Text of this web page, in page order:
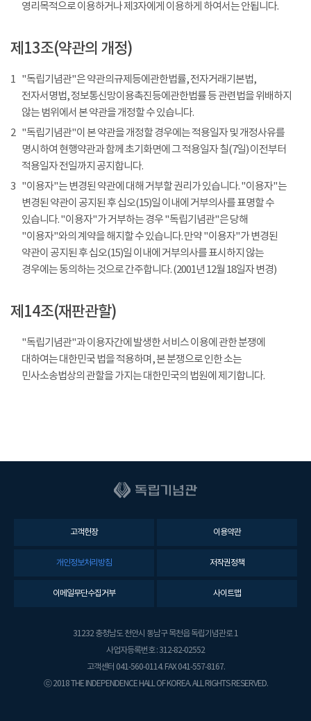
영리목적으로 이용하거나 제3자에게 이용하게 하여서는 안됩니다.
제13조(약관의 개정)
1 "독립기념관"은 약관의규제등에관한법률, 전자거래기본법,
전자서명법, 정보통신망이용촉진등에관한법률 등 관련법을 위배하지
않는 범위에서 본 약관을 개정할 수 있습니다.
2 "독립기념관"이 본 약관을 개정할 경우에는 적용일자 및 개정사유를
명시하여 현행약관과 함께 초기화면에 그 적용일자 칠(7일) 이전부터
적용일자 전일까지 공지합니다.
3 "이용자"는 변경된 약관에 대해 거부할 권리가 있습니다. "이용자"는
변경된 약관이 공지된 후 십오(15)일 이내에 거부의사를 표명할 수
있습니다. "이용자"가 거부하는 경우 "독립기념관"은 당해
"이용자"와의 계약을 해지할 수 있습니다. 만약 "이용자"가 변경된
약관이 공지된 후 십오(15)일 이내에 거부의사를 표시하지 않는
경우에는 동의하는 것으로 간주합니다. (2001년 12월 18일자 변경)
제14조(재판관할)
"독립기념관"과 이용자간에 발생한 서비스 이용에 관한 분쟁에
대하여는 대한민국 법을 적용하며, 본 분쟁으로 인한 소는
민사소송법상의 관할을 가지는 대한민국의 법원에 제기합니다.
고객헌장 이용약관
개인정보처리방침 저작권정책
이메일무단수집거부 사이트맵
31232 충청남도 천안시 동남구 목천읍 독립기념관로 1
사업자등록번호 : 312-82-02552
고객센터 041-560-0114. FAX 041-557-8167.
ⓒ 2018 THE INDEPENDENCE HALL OF KOREA. ALL RIGHTS RESERVED.